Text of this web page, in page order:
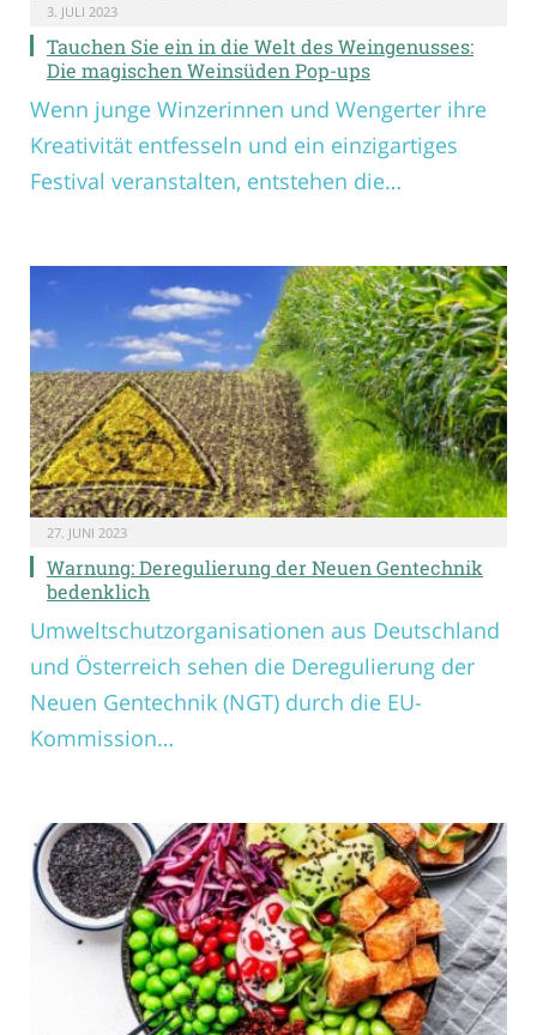
3. JULI 2023
Tauchen Sie ein in die Welt des Weingenusses:
Die magischen Weinsüden Pop-ups
Wenn junge Winzerinnen und Wengerter ihre
Kreativität entfesseln und ein einzigartiges
Festival veranstalten, entstehen die…
27. JUNI 2023
Warnung: Deregulierung der Neuen Gentechnik
bedenklich
Umweltschutzorganisationen aus Deutschland
und Österreich sehen die Deregulierung der
Neuen Gentechnik (NGT) durch die EU-
Kommission…